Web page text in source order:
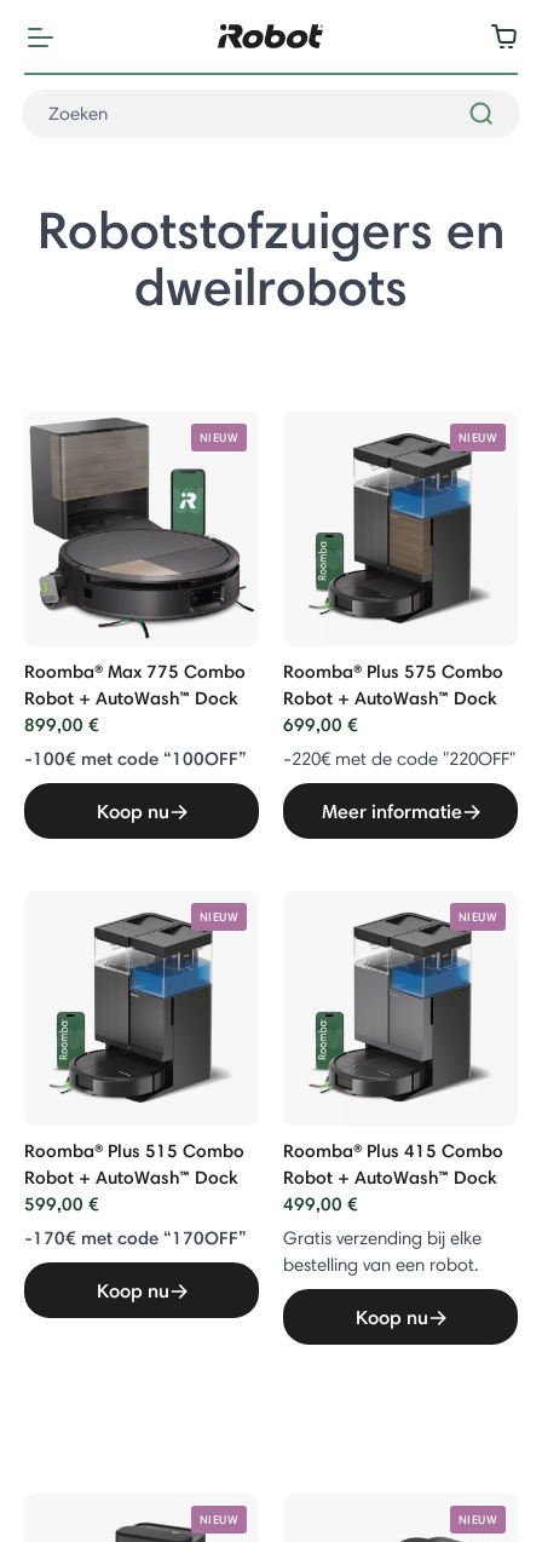
Robotstofzuigers en
dweilrobots
NIEUW
Roomba® Max 775 Combo
Robot + AutoWash™ Dock
899,00 €
-100€ met code “100OFF”
Koop nu
NIEUW
Roomba® Plus 575 Combo
Robot + AutoWash™ Dock
699,00 €
-220€ met de code "220OFF"
Meer informatie
NIEUW
Roomba® Plus 515 Combo
Robot + AutoWash™ Dock
599,00 €
-170€ met code “170OFF”
Koop nu
NIEUW
Roomba® Plus 415 Combo
Robot + AutoWash™ Dock
499,00 €
Gratis verzending bij elke
bestelling van een robot.
Koop nu
NIEUW NIEUW